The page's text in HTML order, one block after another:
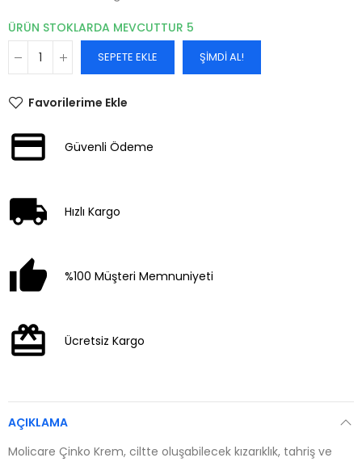
ÜRÜN STOKLARDA MEVCUTTUR 5
SEPETE EKLE ŞIMDI AL!
Favorilerime Ekle
Güvenli Ödeme
Hızlı Kargo
%100 Müşteri Memnuniyeti
Ücretsiz Kargo
AÇIKLAMA
Molicare Çinko Krem, ciltte oluşabilecek kızarıklık, tahriş ve